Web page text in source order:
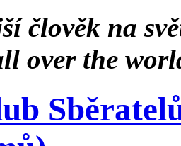
člověk na
over the